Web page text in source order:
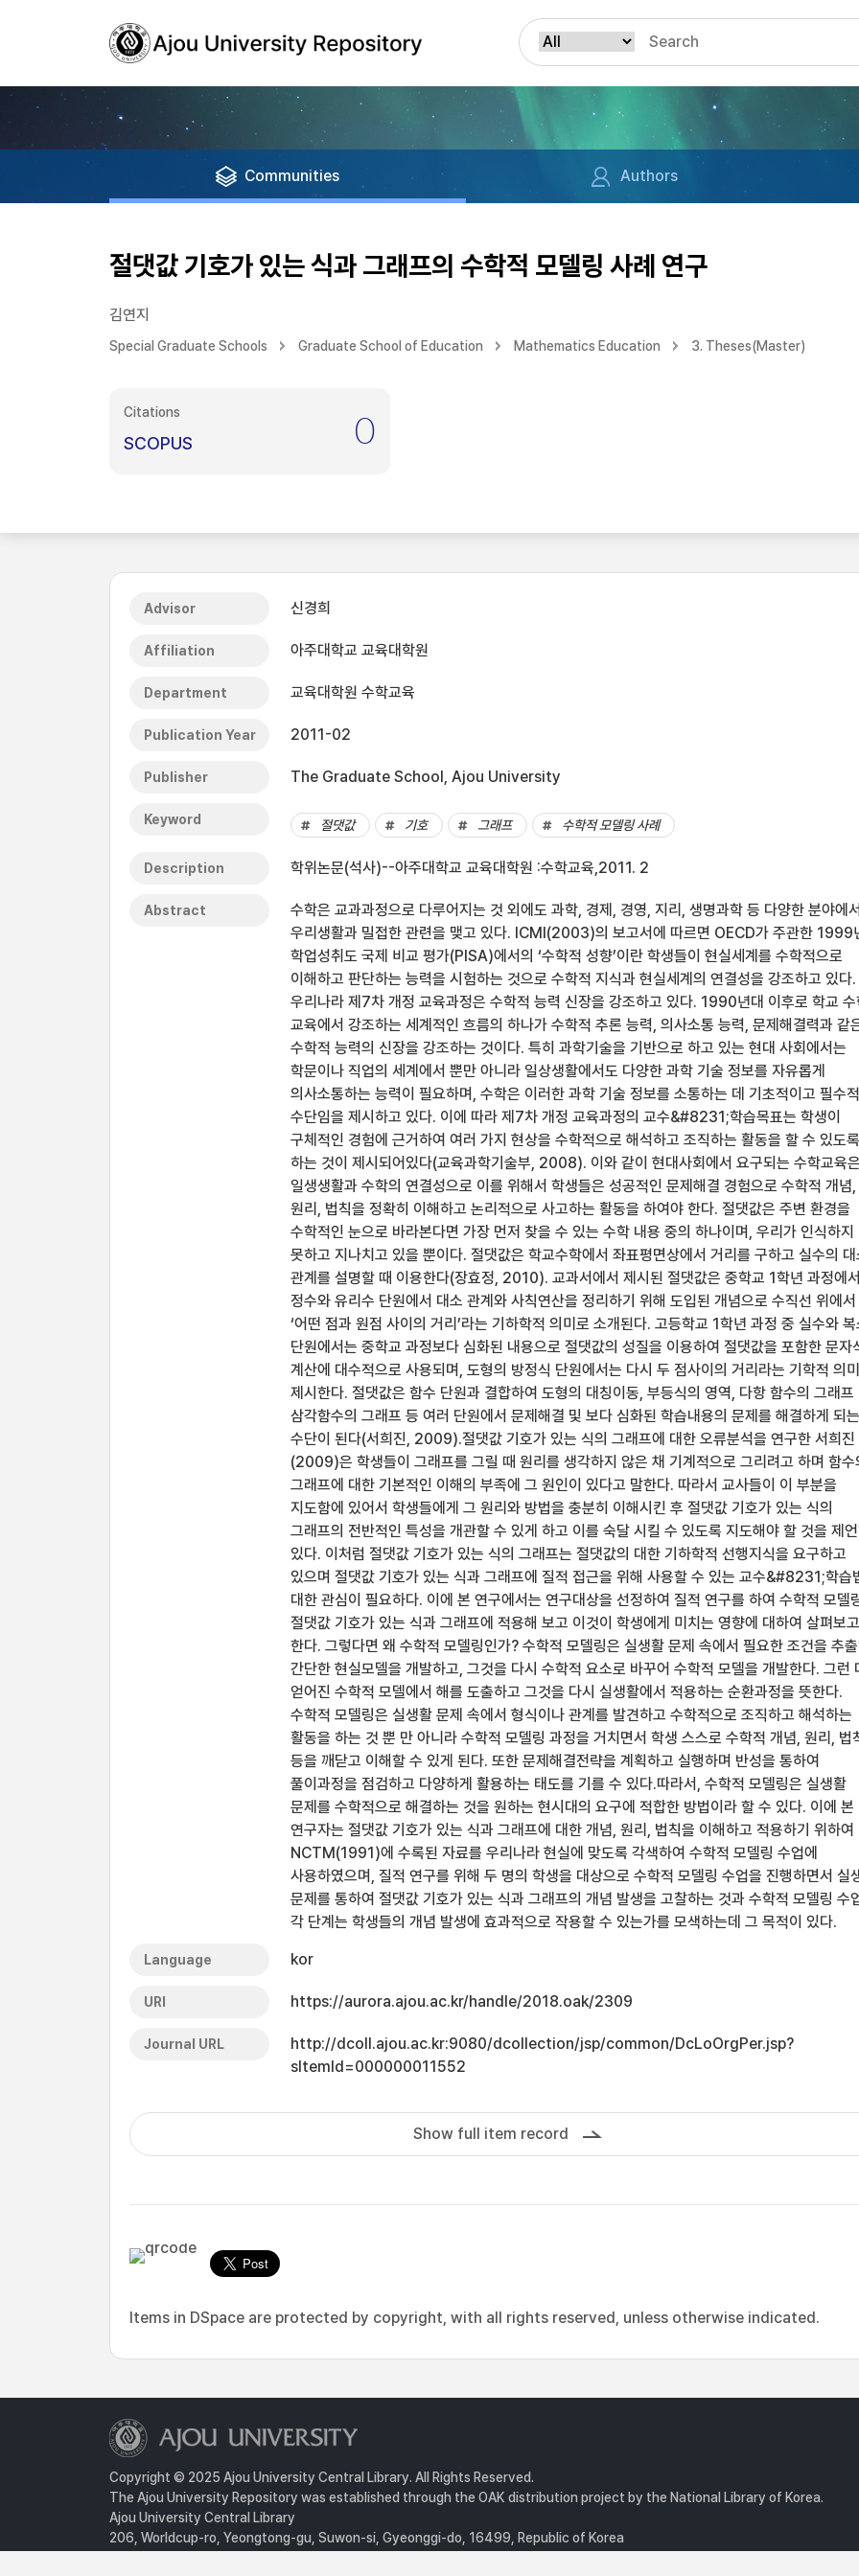
Communities Authors
절댓값 기호가 있는 식과 그래프의 수학적 모델링 사례 연구
김연지
Special Graduate Schools Graduate School of Education Mathematics Education 3. Theses(Master)
Citations
SCOPUS 0
Advisor 신경희
Affiliation 아주대학교 교육대학원
Department 교육대학원 수학교육
Publication Year 2011-02
Publisher The Graduate School, Ajou University
Keyword 절댓값 기호 그래프 수학적 모델링 사례
Description 학위논문(석사)--아주대학교 교육대학원 :수학교육,2011. 2
Abstract
수학은 교과과정으로 다루어지는 것 외에도 과학, 경제, 경영, 지리, 생명과학 등 다양한 분야에서
우리생활과 밀접한 관련을 맺고 있다. ICMI(2003)의 보고서에 따르면 OECD가 주관한 1999
학업성취도 국제 비교 평가(PISA)에서의 ‘수학적 성향’이란 학생들이 현실세계를 수학적으로
이해하고 판단하는 능력을 시험하는 것으로 수학적 지식과 현실세계의 연결성을 강조하고 있다.
우리나라 제7차 개정 교육과정은 수학적 능력 신장을 강조하고 있다. 1990년대 이후로 학교 수
교육에서 강조하는 세계적인 흐름의 하나가 수학적 추론 능력, 의사소통 능력, 문제해결력과 같
수학적 능력의 신장을 강조하는 것이다. 특히 과학기술을 기반으로 하고 있는 현대 사회에서는
학문이나 직업의 세계에서 뿐만 아니라 일상생활에서도 다양한 과학 기술 정보를 자유롭게
의사소통하는 능력이 필요하며, 수학은 이러한 과학 기술 정보를 소통하는 데 기초적이고 필수
수단임을 제시하고 있다. 이에 따라 제7차 개정 교육과정의 교수&#8231;학습목표는 학생이
구체적인 경험에 근거하여 여러 가지 현상을 수학적으로 해석하고 조직하는 활동을 할 수 있도록
하는 것이 제시되어있다(교육과학기술부, 2008). 이와 같이 현대사회에서 요구되는 수학교육은
일생생활과 수학의 연결성으로 이를 위해서 학생들은 성공적인 문제해결 경험으로 수학적 개념,
원리, 법칙을 정확히 이해하고 논리적으로 사고하는 활동을 하여야 한다. 절댓값은 주변 환경을
수학적인 눈으로 바라본다면 가장 먼저 찾을 수 있는 수학 내용 중의 하나이며, 우리가 인식하지
못하고 지나치고 있을 뿐이다. 절댓값은 학교수학에서 좌표평면상에서 거리를 구하고 실수의 대
관계를 설명할 때 이용한다(장효정, 2010). 교과서에서 제시된 절댓값은 중학교 1학년 과정에서
정수와 유리수 단원에서 대소 관계와 사칙연산을 정리하기 위해 도입된 개념으로 수직선 위에서
‘어떤 점과 원점 사이의 거리’라는 기하학적 의미로 소개된다. 고등학교 1학년 과정 중 실수와 복
단원에서는 중학교 과정보다 심화된 내용으로 절댓값의 성질을 이용하여 절댓값을 포함한 문자
계산에 대수적으로 사용되며, 도형의 방정식 단원에서는 다시 두 점사이의 거리라는 기학적 의
제시한다. 절댓값은 함수 단원과 결합하여 도형의 대칭이동, 부등식의 영역, 다항 함수의 그래프
삼각함수의 그래프 등 여러 단원에서 문제해결 및 보다 심화된 학습내용의 문제를 해결하게 되는
수단이 된다(서희진, 2009).절댓값 기호가 있는 식의 그래프에 대한 오류분석을 연구한 서희진
(2009)은 학생들이 그래프를 그릴 때 원리를 생각하지 않은 채 기계적으로 그리려고 하며 함수
그래프에 대한 기본적인 이해의 부족에 그 원인이 있다고 말한다. 따라서 교사들이 이 부분을
지도함에 있어서 학생들에게 그 원리와 방법을 충분히 이해시킨 후 절댓값 기호가 있는 식의
그래프의 전반적인 특성을 개관할 수 있게 하고 이를 숙달 시킬 수 있도록 지도해야 할 것을 제
있다. 이처럼 절댓값 기호가 있는 식의 그래프는 절댓값의 대한 기하학적 선행지식을 요구하고
있으며 절댓값 기호가 있는 식과 그래프에 질적 접근을 위해 사용할 수 있는 교수&#8231;학습
대한 관심이 필요하다. 이에 본 연구에서는 연구대상을 선정하여 질적 연구를 하여 수학적 모델
절댓값 기호가 있는 식과 그래프에 적용해 보고 이것이 학생에게 미치는 영향에 대하여 살펴보
한다. 그렇다면 왜 수학적 모델링인가? 수학적 모델링은 실생활 문제 속에서 필요한 조건을 추출
간단한 현실모델을 개발하고, 그것을 다시 수학적 요소로 바꾸어 수학적 모델을 개발한다. 그런
얻어진 수학적 모델에서 해를 도출하고 그것을 다시 실생활에서 적용하는 순환과정을 뜻한다.
수학적 모델링은 실생활 문제 속에서 형식이나 관계를 발견하고 수학적으로 조직하고 해석하는
활동을 하는 것 뿐 만 아니라 수학적 모델링 과정을 거치면서 학생 스스로 수학적 개념, 원리, 법
등을 깨닫고 이해할 수 있게 된다. 또한 문제해결전략을 계획하고 실행하며 반성을 통하여
풀이과정을 점검하고 다양하게 활용하는 태도를 기를 수 있다.따라서, 수학적 모델링은 실생활
문제를 수학적으로 해결하는 것을 원하는 현시대의 요구에 적합한 방법이라 할 수 있다. 이에 본
연구자는 절댓값 기호가 있는 식과 그래프에 대한 개념, 원리, 법칙을 이해하고 적용하기 위하여
NCTM(1991)에 수록된 자료를 우리나라 현실에 맞도록 각색하여 수학적 모델링 수업에
사용하였으며, 질적 연구를 위해 두 명의 학생을 대상으로 수학적 모델링 수업을 진행하면서 실
문제를 통하여 절댓값 기호가 있는 식과 그래프의 개념 발생을 고찰하는 것과 수학적 모델링 수
각 단계는 학생들의 개념 발생에 효과적으로 작용할 수 있는가를 모색하는데 그 목적이 있다.
Language kor
URI https://aurora.ajou.ac.kr/handle/2018.oak/2309
Journal URL
http://dcoll.ajou.ac.kr:9080/dcollection/jsp/common/DcLoOrgPer.jsp?
sItemId=000000011552
Show full item record
Items in DSpace are protected by copyright, with all rights reserved, unless otherwise indicated.
Copyright © 2025 Ajou University Central Library. All Rights Reserved.
The Ajou University Repository was established through the OAK distribution project by the National Library of Korea.
Ajou University Central Library
206, Worldcup-ro, Yeongtong-gu, Suwon-si, Gyeonggi-do, 16499, Republic of Korea